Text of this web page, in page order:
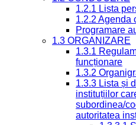
1.2.1 Lista
1.2.2 Agenda
Programare
1.3 ORGANIZARE
1.3.1
funcționare
1.3.2
1.3.3 Lista și
instituțiilor
subordinea/
autoritatea